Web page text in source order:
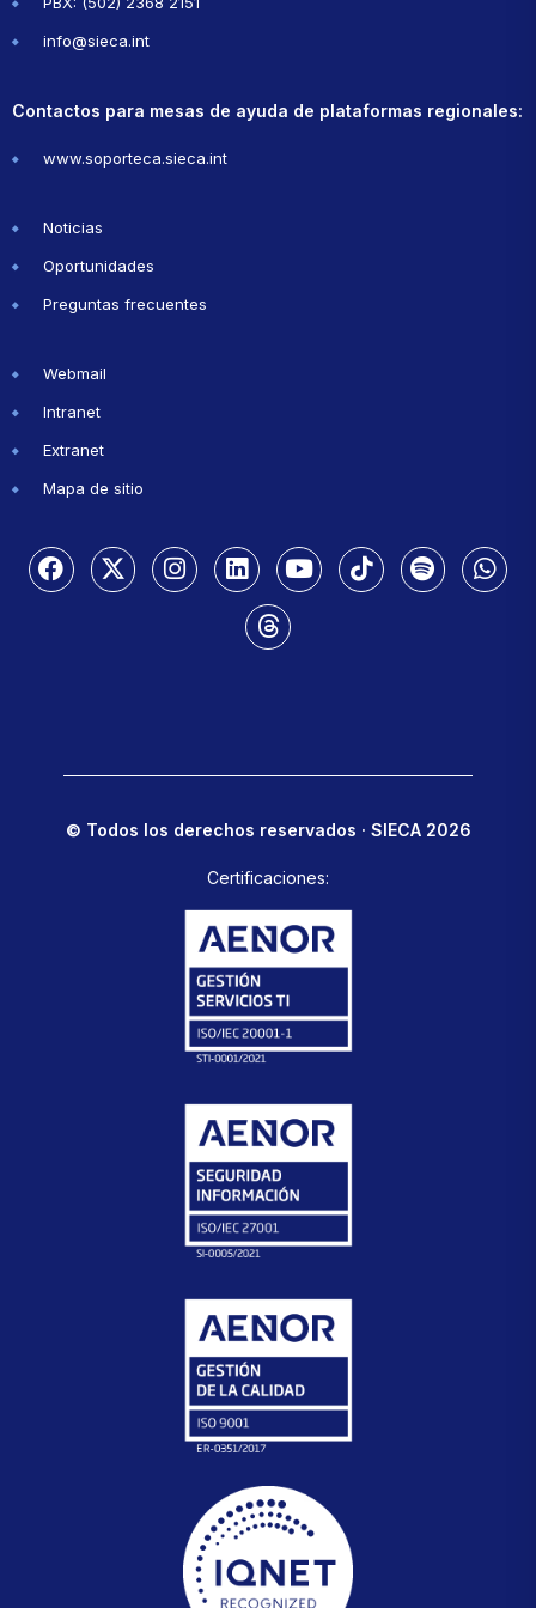
info@sieca.int
Contactos para mesas de ayuda de plataformas regionales:
www.soporteca.sieca.int
Noticias
Oportunidades
Preguntas frecuentes
Webmail
Intranet
Extranet
Mapa de sitio
© Todos los derechos reservados · SIECA 2026
Certificaciones: